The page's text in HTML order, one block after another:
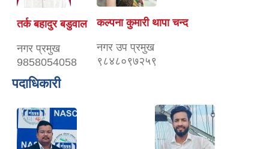
तर्क बहादुर बडुवाल
नगर प्रमुख
9858054058
कल्पना कुमारी थापा चन्द
नगर उप प्रमुख
९८४८०९७२५९
पदाधिकारी